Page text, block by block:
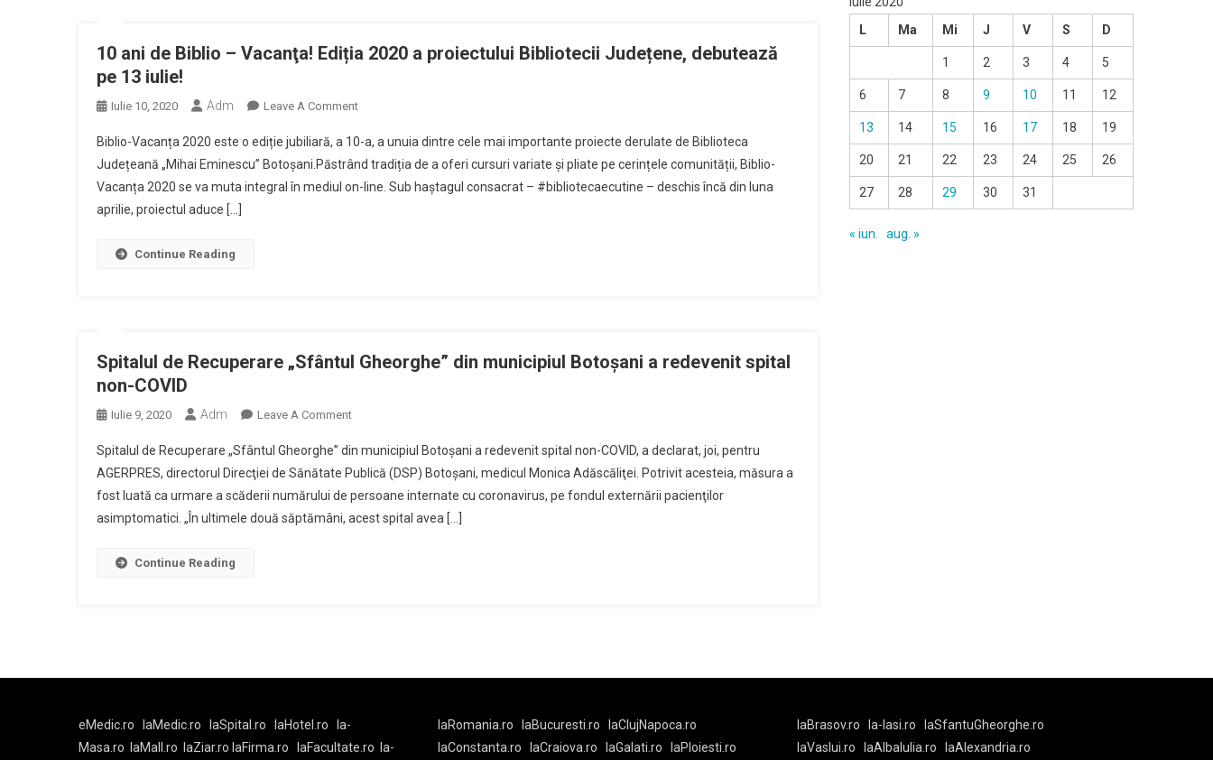
10 ani de Biblio – Vacanţa! Ediția 2020 a proiectului Bibliotecii Județene, debutează
pe 13 iulie!
Iulie 10, 2020 Adm Leave A CommentOn
Ani
De
Biblio
Județene,
Debutează
Biblio-Vacanța 2020 este o ediție jubiliară, a 10-a, a unuia dintre cele mai importante proiecte derulate de Biblioteca
Județeană „Mihai Eminescu” Botoșani.Păstrând tradiția de a oferi cursuri variate și pliate pe cerințele comunității, Biblio-
Vacanța 2020 se va muta integral în mediul on-line. Sub haștagul consacrat – #bibliotecaecutine – deschis încă din luna
aprilie, proiectul aduce […]
Continue Reading
Spitalul de Recuperare „Sfântul Gheorghe” din municipiul Botoşani a redevenit spital
non-COVID
Iulie 9, 2020 Adm Leave A CommentOn
De
Recuperare
„Sfântul
Gheorghe”
Spitalul de Recuperare „Sfântul Gheorghe” din municipiul Botoşani a redevenit spital non-COVID, a declarat, joi, pentru
AGERPRES, directorul Direcţiei de Sănătate Publică (DSP) Botoşani, medicul Monica Adăscăliţei. Potrivit acesteia, măsura a
fost luată ca urmare a scăderii numărului de persoane internate cu coronavirus, pe fondul externării pacienţilor
asimptomatici. „În ultimele două săptămâni, acest spital avea […]
Continue Reading
L
Ma Mi J V S D
1 2 3 4 5
6 7 8 9 10 11 12
13 14 15 16 17 18 19
20 21 22 23 24 25 26
27 28 29 30 31
« iun. aug. »
eMedic.ro laMedic.ro laSpital.ro laHotel.ro
la-
Masa.ro
laMall.ro laZiar.ro laFirma.ro laFacultate.ro la-
laRomania.ro laBucuresti.ro
laClujNapoca.ro
laConstanta.ro
laCraiova.ro laGalati.ro laPloiesti.ro
laBrasov.ro la-Iasi.ro
laSfantuGheorghe.ro
laVaslui.ro
laAlbaIulia.ro laAlexandria.ro